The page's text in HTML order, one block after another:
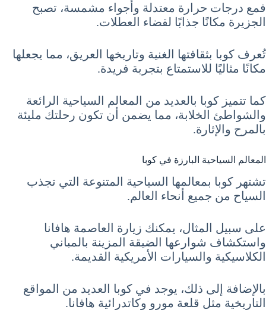
فمع درجات حرارة معتدلة وأجواء مشمسة، تصبح
الجزيرة مكانًا جذابًا لقضاء العطلات.
تُعرف كوبا بثقافتها الغنية وتاريخها العريق، مما يجعلها
مكانًا مثاليًا للاستمتاع بتجربة فريدة.
كما تتميز كوبا بالعديد من المعالم السياحية الرائعة
والشواطئ الخلابة، مما يضمن أن تكون رحلتك مليئة
بالمرح والإثارة.
المعالم السياحية البارزة في كوبا
تشتهر كوبا بمعالمها السياحية المتنوعة التي تجذب
السياح من جميع أنحاء العالم.
على سبيل المثال، يمكنك زيارة العاصمة هافانا
واستكشاف شوارعها الضيقة المزينة بالمباني
الكلاسيكية والسيارات الأمريكية القديمة.
بالإضافة إلى ذلك، يوجد في كوبا العديد من المواقع
التاريخية مثل قلعة مورو وكاتدرائية هافانا.